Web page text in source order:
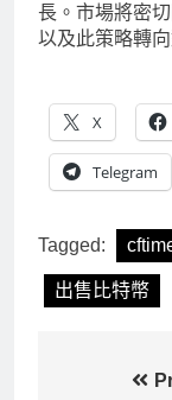
長。市場將密
以及此策略轉
X
Telegram
Tagged:
出售比特幣